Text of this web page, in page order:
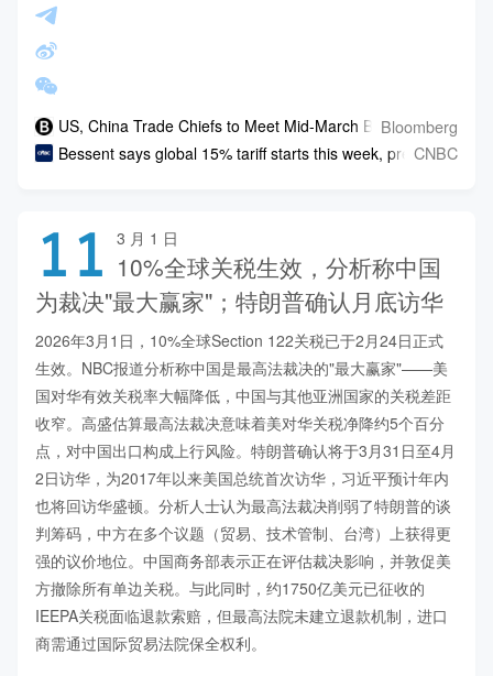
US, China Trade Chiefs to Meet Mid-March Before Trump-Xi
Bloomberg
Bessent says global 15% tariff starts this week, predicts
CNBC
11 3 月 1 日
10%全球关税生效，分析称中国
为裁决"最大赢家"；特朗普确认月底访华
2026年3月1日，10%全球Section 122关税已于2月24日正式
生效。NBC报道分析称中国是最高法裁决的"最大赢家"——美
国对华有效关税率大幅降低，中国与其他亚洲国家的关税差距
收窄。高盛估算最高法裁决意味着美对华关税净降约5个百分
点，对中国出口构成上行风险。特朗普确认将于3月31日至4月
2日访华，为2017年以来美国总统首次访华，习近平预计年内
也将回访华盛顿。分析人士认为最高法裁决削弱了特朗普的谈
判筹码，中方在多个议题（贸易、技术管制、台湾）上获得更
强的议价地位。中国商务部表示正在评估裁决影响，并敦促美
方撤除所有单边关税。与此同时，约1750亿美元已征收的
IEEPA关税面临退款索赔，但最高法院未建立退款机制，进口
商需通过国际贸易法院保全权利。